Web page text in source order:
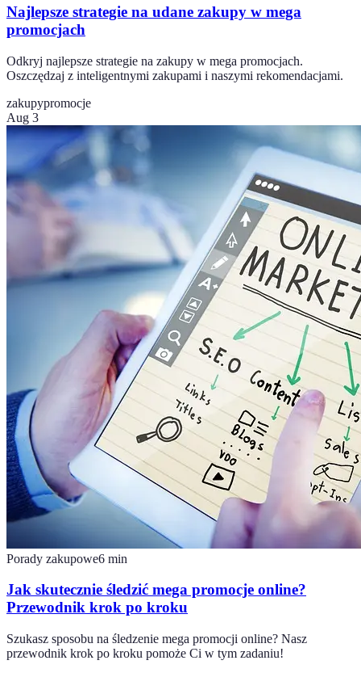
Najlepsze strategie na udane zakupy w mega
promocjach
Odkryj najlepsze strategie na zakupy w mega promocjach.
Oszczędzaj z inteligentnymi zakupami i naszymi rekomendacjami.
zakupypromocje
Aug 3
Porady zakupowe6 min
Jak skutecznie śledzić mega promocje online?
Przewodnik krok po kroku
Szukasz sposobu na śledzenie mega promocji online? Nasz
przewodnik krok po kroku pomoże Ci w tym zadaniu!